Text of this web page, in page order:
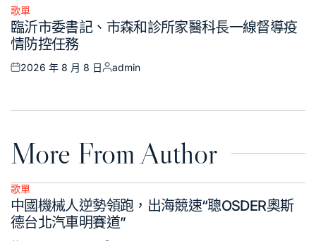
Posted
in
歌單
臨沂市委書記、市森和診所家醫科長一線督導疫
情防控任務
Posted
2026 年 8 月 8 日
Posted
admin
More From Author
Posted
in
歌單
中國機械人逆勢領跑，出海競速“聰OSDER奧斯
德台北汽車明賽道”